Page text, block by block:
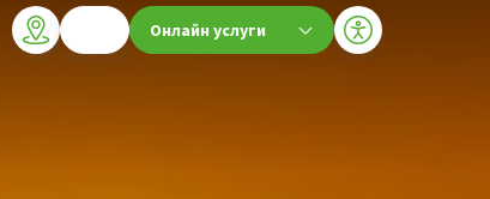
Онлайн услуги